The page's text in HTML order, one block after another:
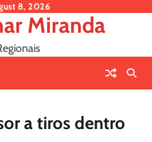
8, 2026
Miranda
a tiros dentro